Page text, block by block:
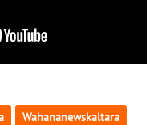
Wahananewskaltara